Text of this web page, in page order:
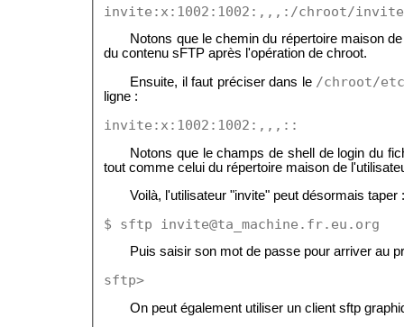
invite:x:1002:1002:,,,:/chroot/
Notons que le chemin du répertoire maison
du contenu sFTP après l'opération de chroot.
Ensuite, il faut préciser dans le /chroot/
ligne :
invite:x:1002:1002:,,,::
Notons que le champs de shell de login du
tout comme celui du répertoire maison de
Voilà, l'utilisateur "invite" peut désormais taper
$ sftp invite@ta_machine.fr.eu.org
Puis saisir son mot de passe pour arriver au
sftp>
On peut également utiliser un client sftp